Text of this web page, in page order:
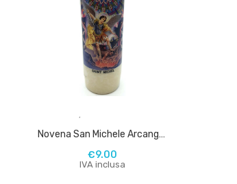
Novena San Michele Arcangelo
€9.00
IVA inclusa